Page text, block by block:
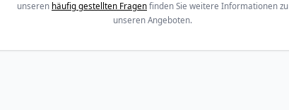
unseren häufig gestellten Fragen finden Sie weitere Informationen zu
unseren Angeboten.